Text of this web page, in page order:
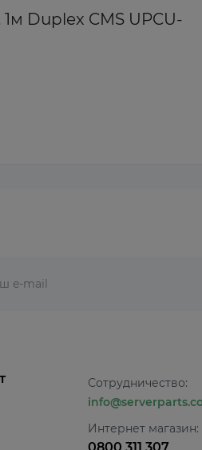
Duplex CMS UPCU-
Сотрудничество:
Интернет магазин: